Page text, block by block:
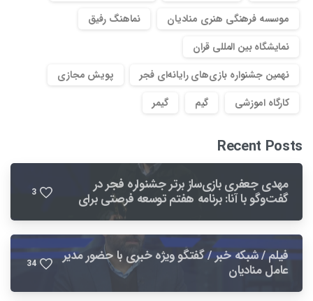
موسسه فرهنگی هنری منادیان
نماهنگ رفیق
نمایشگاه بین المللی قران
نهمین جشنواره بازی‌های رایانه‌ای فجر
پویش مجازی
کارگاه اموزشی
گیم گیمر
Recent Posts
مهدی جعفری بازی‌ساز برتر جشنواره فجر در
گفت‌وگو با آنا: برنامه هفتم توسعه فرصتی برای 3
فیلم / شبکه خبر / گفتگو ویژه خبری با حضور مدیر
عامل منادیان 34